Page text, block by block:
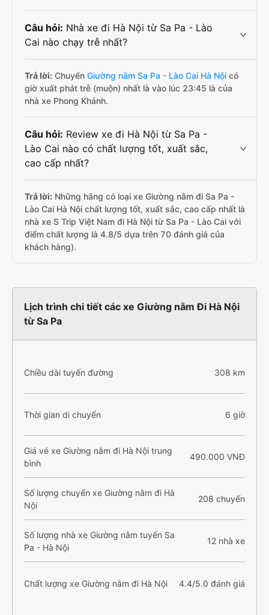
Câu hỏi: Nhà xe đi Hà Nội từ Sa Pa - Lào
Cai nào chạy trễ nhất?
Trả lời: Chuyến Giường nằm Sa Pa - Lào Cai Hà Nội có
giờ xuất phát trễ (muộn) nhất là vào lúc 23:45 là của
nhà xe Phong Khánh.
Câu hỏi: Review xe đi Hà Nội từ Sa Pa -
Lào Cai nào có chất lượng tốt, xuất sắc,
cao cấp nhất?
Trả lời: Những hãng có loại xe Giường nằm đi Sa Pa -
Lào Cai Hà Nội chất lượng tốt, xuất sắc, cao cấp nhất là
nhà xe S Trip Việt Nam đi Hà Nội từ Sa Pa - Lào Cai với
điểm chất lượng là 4.8/5 dựa trên 70 đánh giá của
khách hàng).
Lịch trình chi tiết các xe Giường nằm Đi Hà Nội
từ Sa Pa
Chiều dài tuyến đường 308 km
Thời gian di chuyển 6 giờ
Giá vé xe Giường nằm đi Hà Nội trung
bình
490.000 VNĐ
Số lượng chuyến xe Giường nằm đi Hà
Nội
208 chuyến
Số lượng nhà xe Giường nằm tuyến Sa
Pa - Hà Nội
12 nhà xe
Chất lượng xe Giường nằm đi Hà Nội 4.4/5.0 đánh giá